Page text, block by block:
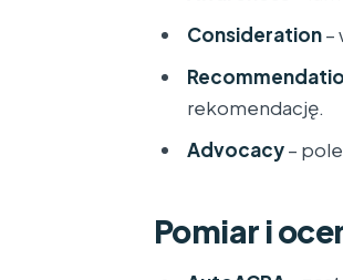
Consideration–
rekomendację.
Advocacy–
Pomiar i